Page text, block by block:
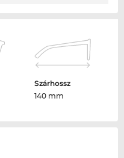
Szárhossz
140 mm